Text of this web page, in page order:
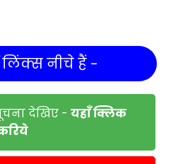
लिंक्स नीचे हैं -
देखिए - यहाँ क्लिक